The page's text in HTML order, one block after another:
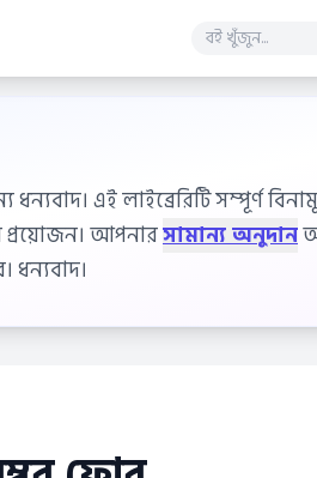
এই লাইব্রেরিটি সম্পূর্ণ
প্রয়োজন। আপনার
সামান্য অনুদান
ধন্যবাদ।